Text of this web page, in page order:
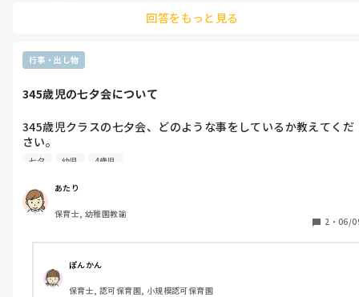
学校の先生にお休み連絡を
言われて少し安心してましたし
保護者のわたしも安心しました〜！
我が子はキラキラ銀歯を気に入っていて
また銀歯にしたいなぁ〜って
言ってました🤭
デイサービス勤務ですが、
よ！ってコもいました😨！
保護者さんも話が通じない人で
上司も何も言うなって人だったので、何もできず‥🥲
突然契約解除すると来なくなってしまいました‥🥲
回答をもっと見る
行事・出し物
345歳児の七夕会について
345歳児クラスの七夕会、どのような事をしているか教えてくだ
さい。
七夕の由来についてやペープサート、夏野菜の紹介等は行いま
して保育士が出てきたり星探し(宝探し？)をしたりしています。
このお楽しみのコーナーの部分で悩んでおり、皆様のお力をお借
りしたいです。
良いアイデアがあればよろしくお願いします！
七夕 幼児 4歳児
あたり
保育士, 幼稚園教諭
2 ・ 06/
ぽんかん
保育士, 認可保育園, 小規模認可保育園